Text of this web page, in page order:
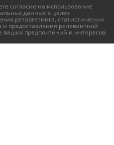
согласие на использование
данных в целях
ретаргетинга, статистических
предоставления релевантной
предпочтений и интересов.